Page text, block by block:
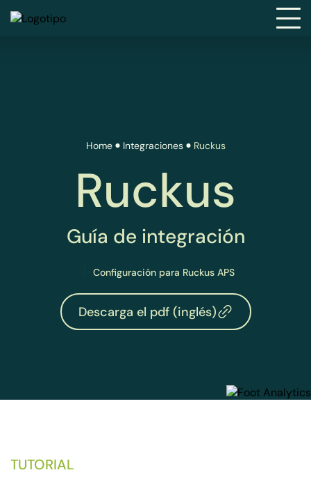
Home Integraciones Ruckus
Ruckus
Guía de integración
Configuración para Ruckus APS
Descarga el pdf (inglés)
TUTORIAL